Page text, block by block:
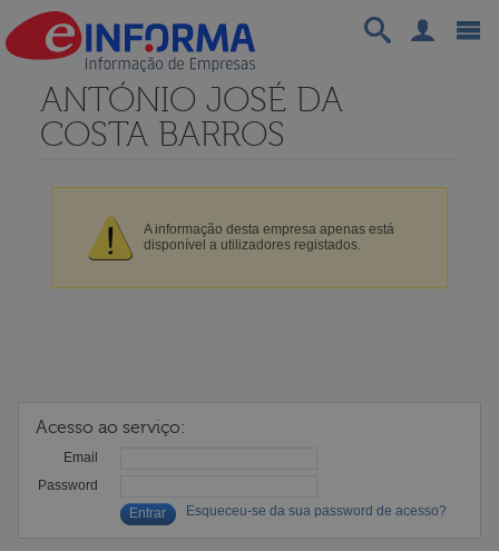
ANTÓNIO JOSÉ DA
COSTA BARROS
A informação desta empresa apenas está
disponível a utilizadores registados.
Acesso ao serviço:
Email
Password
Esqueceu-se da sua password de acesso?